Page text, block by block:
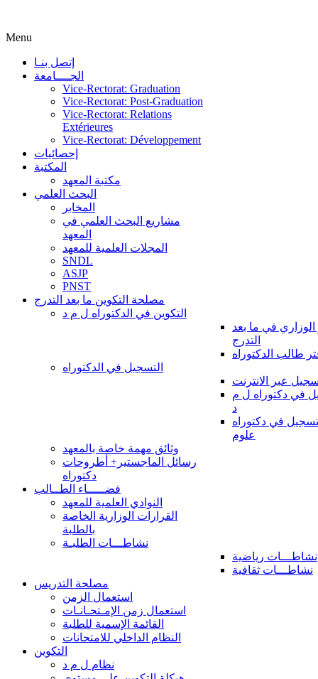
Menu
إتصل بنـا
الجــــامعة
Vice-Rectorat: Graduation
Vice-Rectorat: Post-Graduation
Vice-Rectorat: Relations
Extérieures
Vice-Rectorat: Développement
إحصائيات
المكتبة
مكتبة المعهد
البحث العلمي
المخابر
مشاريع البحث العلمي في
المعهد
المجلات العلمية للمعهد
SNDL
ASJP
PNST
مصلحة التكوين ما بعد التدرج
التكوين في الدكتوراه ل م د
الوزاري في ما بعد
التدرج
طالب الدكتوراه
التسجيل في الدكتوراه
عبر الانترنت
في دكتوراه ل م
د
في دكتوراه
علوم
وثائق مهمة خاصة بالمعهد
رسائل الماجستير+ أطروحات
دكتوراه
فضـــــاء الطــالب
النوادي العلمية للمعهد
القرارات الوزارية الخاصة
بالطلبة
نشاطـــات الطلبـة
نشاطـــات رياضية
نشاطـــات ثقافية
مصلحة التدريس
استعمال الزمن
استعمال زمن الإمـتحـانـات
القائمة الإسمية للطلبة
النظام الداخلي للامتحانات
التكوين
نظام ل م د